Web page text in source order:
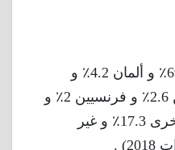
: سويسريين 69.5٪ و ألمان 4.2٪ و
إيطاليين 3.2٪ و برتغاليين 2.6٪ و فرنسيين 2٪ و
كوسوفو 1.1٪ و أعراق أخرى 17.3٪ و غير